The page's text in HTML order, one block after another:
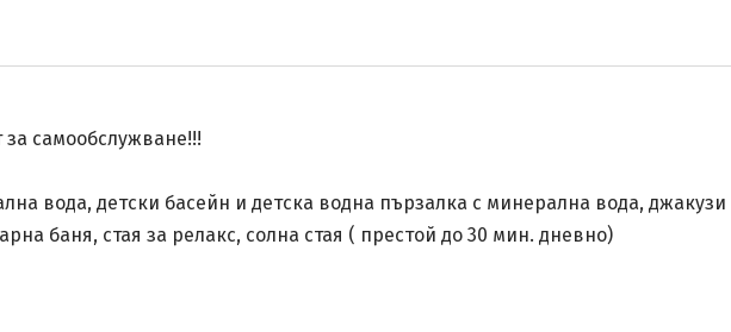
самообслужване!!!
вода, детски басейн и детска водна пързалка с минерална вода,
баня, стая за релакс, солна стая ( престой до 30 мин. дневно)